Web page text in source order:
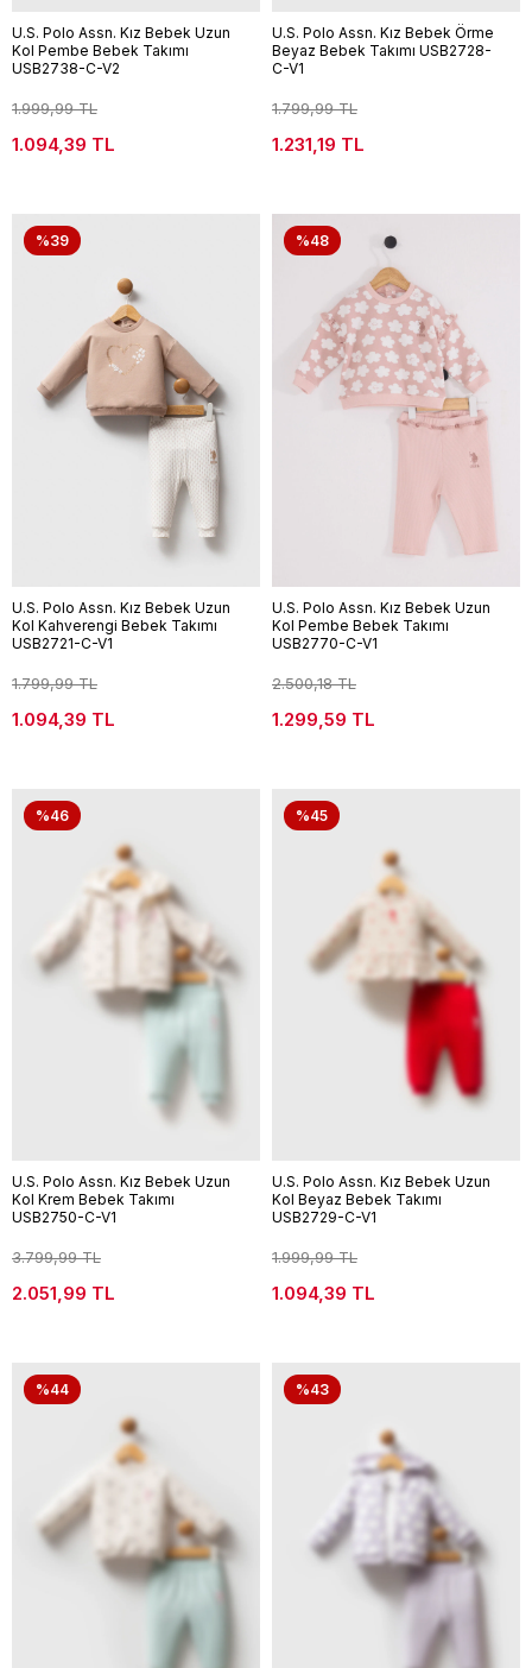
U.S. Polo Assn. Kız Bebek Uzun
Kol Pembe Bebek Takımı
USB2738-C-V2
1.999,99 TL
1.094,39 TL
U.S. Polo Assn. Kız Bebek Örme
Beyaz Bebek Takımı USB2728-
C-V1
1.799,99 TL
1.231,19 TL
%39
U.S. Polo Assn. Kız Bebek Uzun
Kol Kahverengi Bebek Takımı
USB2721-C-V1
1.799,99 TL
1.094,39 TL
%48
U.S. Polo Assn. Kız Bebek Uzun
Kol Pembe Bebek Takımı
USB2770-C-V1
2.500,18 TL
1.299,59 TL
%46
U.S. Polo Assn. Kız Bebek Uzun
Kol Krem Bebek Takımı
USB2750-C-V1
3.799,99 TL
2.051,99 TL
%45
U.S. Polo Assn. Kız Bebek Uzun
Kol Beyaz Bebek Takımı
USB2729-C-V1
1.999,99 TL
1.094,39 TL
%44 %43